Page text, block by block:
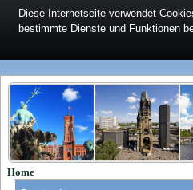
Home
Diese Internetseite verwendet
bestimmte Dienste und Funktionen